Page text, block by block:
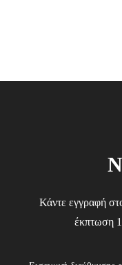
Κάντε εγγραφή
έκπτωση